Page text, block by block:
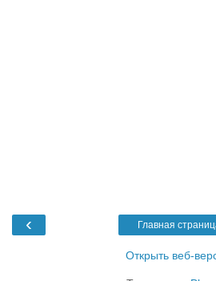
‹ Главная
Открыть веб-